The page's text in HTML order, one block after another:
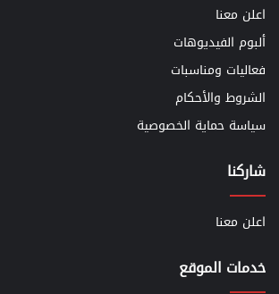
اعلن معنا
ألبوم الفيديوهات
فعاليات ومناسبات
الشروط والأحكام
سياسة حماية الخصوصية
شاركنا
اعلن معنا
خدمات الموقع